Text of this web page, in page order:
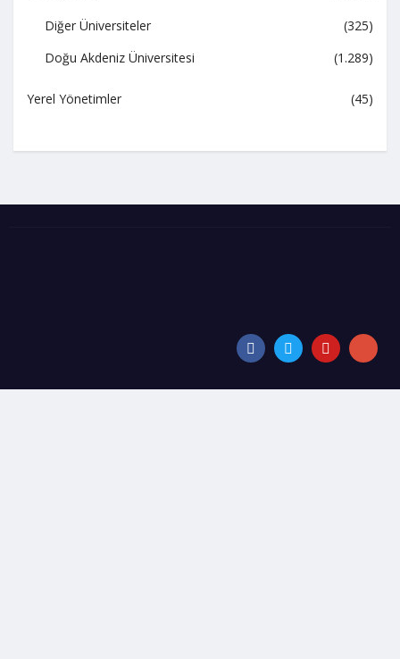
Diğer Üniversiteler
(325)
Doğu Akdeniz Üniversitesi
(1.289)
Yerel Yönetimler (45)